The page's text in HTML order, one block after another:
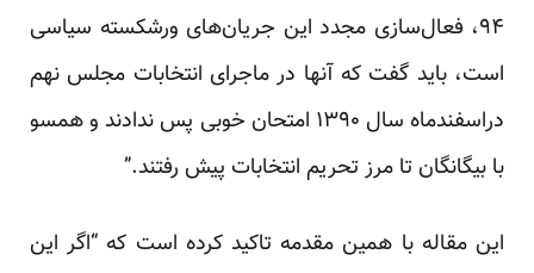
۹۴، فعال‌سازی مجدد این جریان‌های ورشکسته سیاسی
است، باید گفت که آنها در ماجرای انتخابات مجلس نهم
دراسفندماه سال ۱۳۹۰ امتحان خوبی پس ندادند و همسو
با بیگانگان تا مرز تحریم انتخابات پیش رفتند.”
این مقاله با همین مقدمه تاکید کرده است که “اگر این